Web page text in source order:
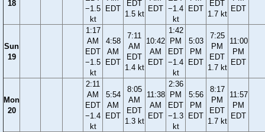
18
−1.5
kt
EDT
EDT
1.5 kt
EDT −1.4
kt
EDT
EDT
1.7 kt
EDT
Sun
19
1:17
AM
EDT
−1.5
kt
4:58
AM
EDT
7:11
AM
EDT
1.4 kt
10:42
AM
EDT
1:42
PM
EDT
−1.4
kt
5:03
PM
EDT
7:25
PM
EDT
1.7 kt
11:00
PM
EDT
Mon
20
2:11
AM
EDT
−1.4
kt
5:54
AM
EDT
8:05
AM
EDT
1.3 kt
11:38
AM
EDT
2:36
PM
EDT
−1.3
kt
5:56
PM
EDT
8:17
PM
EDT
1.7 kt
11:57
PM
EDT